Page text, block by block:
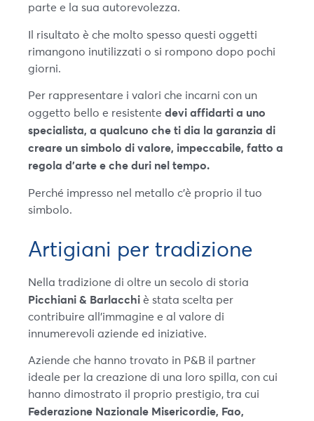
parte e la sua autorevolezza.
Il risultato è che molto spesso questi oggetti
rimangono inutilizzati o si rompono dopo pochi
giorni.
Per rappresentare i valori che incarni con un
oggetto bello e resistente devi affidarti a uno
specialista, a qualcuno che ti dia la garanzia di
creare un simbolo di valore, impeccabile, fatto a
regola d’arte e che duri nel tempo.
Perché impresso nel metallo c’è proprio il tuo
simbolo.
Artigiani per tradizione
Nella tradizione di oltre un secolo di storia
Picchiani & Barlacchi è stata scelta per
contribuire all’immagine e al valore di
innumerevoli aziende ed iniziative.
Aziende che hanno trovato in P&B il partner
ideale per la creazione di una loro spilla, con cui
hanno dimostrato il proprio prestigio, tra cui
Federazione Nazionale Misericordie, Fao,